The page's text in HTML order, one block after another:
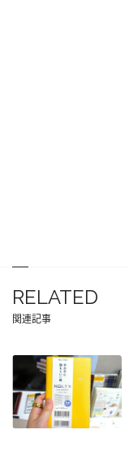
RELATED
関連記事